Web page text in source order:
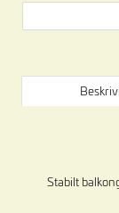
Stabilt